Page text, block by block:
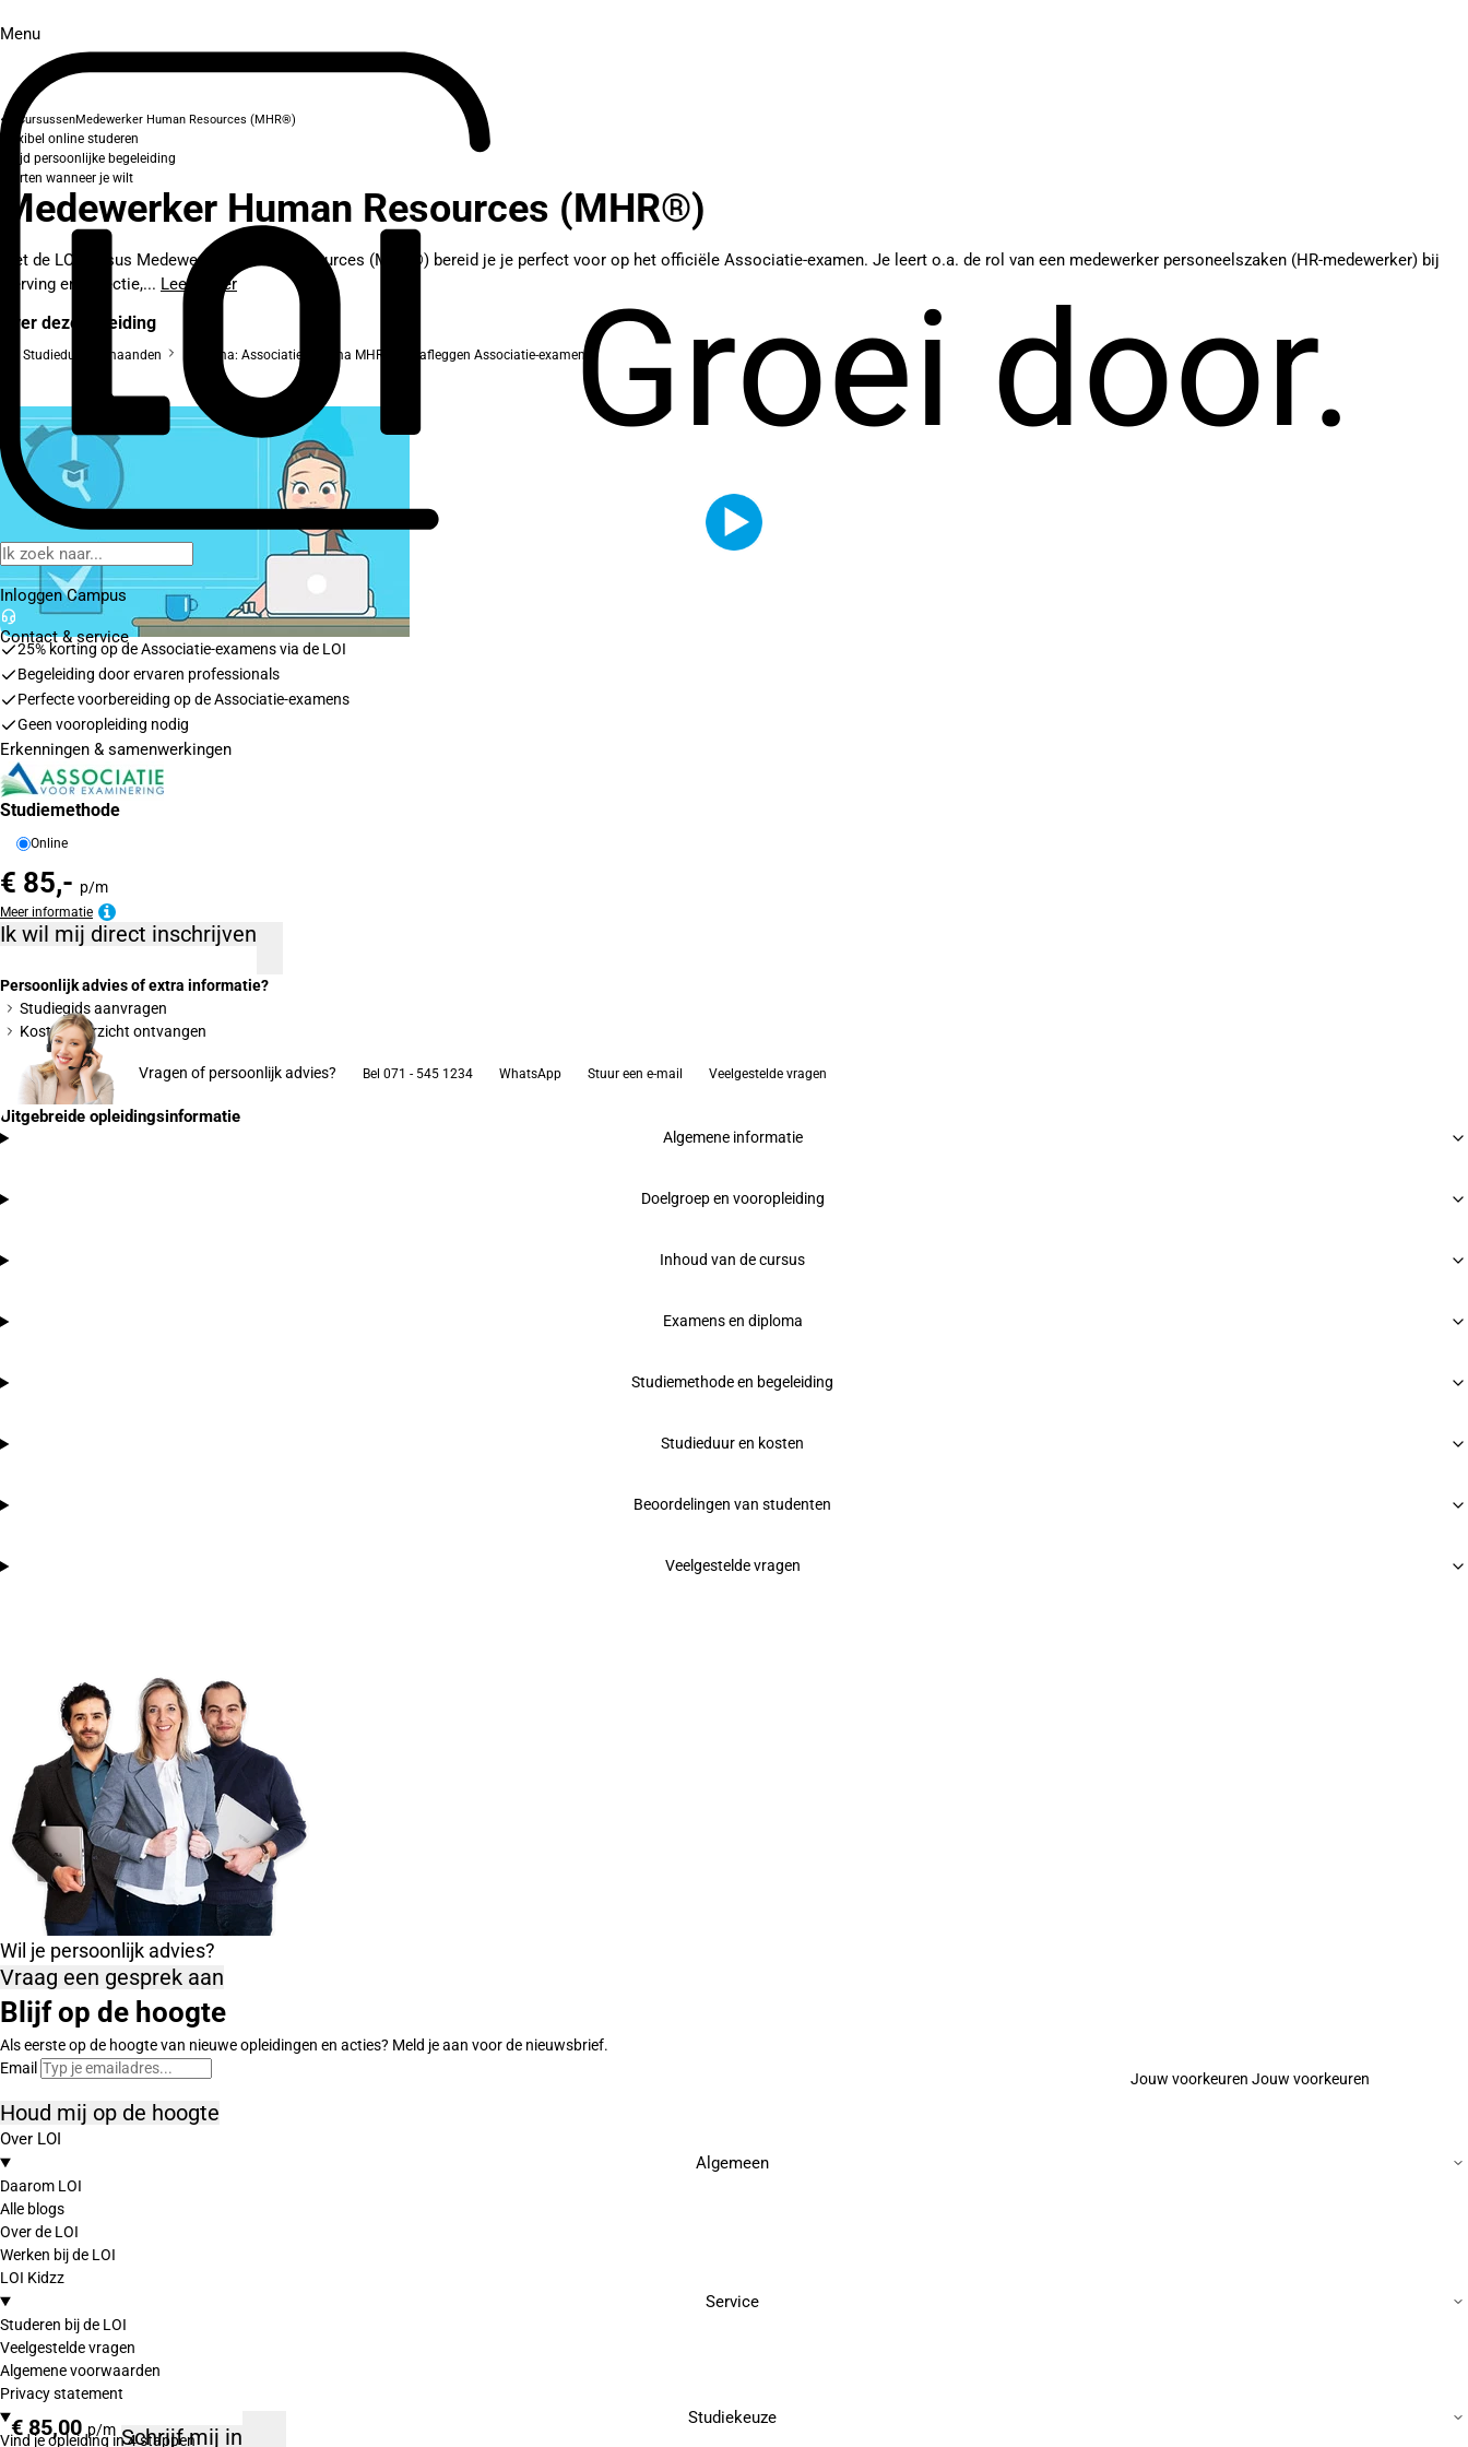
Menu
Groei door.
Inloggen Campus
Contact& service
CursussenMedewerker Human Resources (MHR®)
Flexibel online studeren
Altijd persoonlijke begeleiding
Starten wanneer je wilt
€ 85,00p/m Schrijf mij in
Medewerker Human Resources (MHR®)
Met de LOI-cursus Medewerker Human Resources (MHR®) bereid je je perfect voor op het officiële Associatie-examen. Je leert o.a. de rol van een medewerker personeelszaken (HR-medewerker) bij
werving en selectie,... Lees meer
Over deze opleiding
Studieduur: 9 maanden Diploma: Associatiediploma MHR® (na afleggen Associatie-examen)
25% korting op de Associatie-examens via de LOI
Begeleiding door ervaren professionals
Perfecte voorbereiding op de Associatie-examens
Geen vooropleiding nodig
Erkenningen & samenwerkingen
Studiemethode
Online
€ 85,- p/m
Meer informatie
Ik wil mij direct inschrijven
Persoonlijk advies of extra informatie?
Studiegids aanvragen
Kostenoverzicht ontvangen
Vragen of persoonlijk advies? Bel 071 - 545 1234 WhatsApp Stuur een e-mail Veelgestelde vragen
Uitgebreide opleidingsinformatie
Algemene informatie
Doelgroep en vooropleiding
Inhoud van de cursus
Examens en diploma
Studiemethode en begeleiding
Studieduur en kosten
Beoordelingen van studenten
Veelgestelde vragen
Wil je persoonlijk advies?
Vraag een gesprek aan
Blijf op de hoogte
Als eerste op de hoogte van nieuwe opleidingen en acties? Meld je aan voor de nieuwsbrief.
Email
Jouw voorkeuren
Houd mij op de hoogte
Over LOI
Algemeen
Daarom LOI
Alle blogs
Over de LOI
Werken bij de LOI
LOI Kidzz
Service
Studeren bij de LOI
Veelgestelde vragen
Algemene voorwaarden
Privacy statement
Studiekeuze
Vind je opleiding in 4 stappen